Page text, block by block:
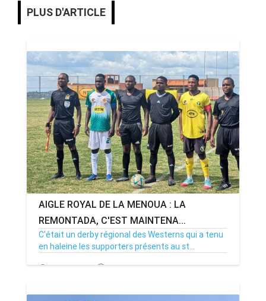
PLUS D'ARTICLE
AIGLE ROYAL DE LA MENOUA : LA
REMONTADA, C'EST MAINTENA...
C'était un derby régional des Westerns qui a tenu
en haleine les supporters présents au st...
20/04/26 Par MenouActu 0